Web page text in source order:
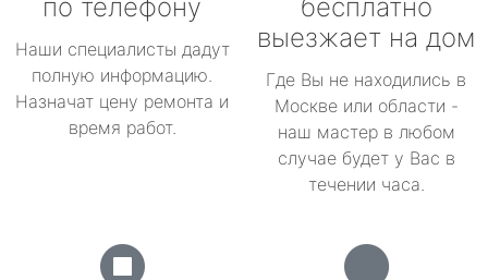
по телефону
Наши специалисты дадут
полную информацию.
Назначат цену ремонта и
время работ.
бесплатно
выезжает на дом
Где Вы не находились в
Москве или области -
наш мастер в любом
случае будет у Вас в
течении часа.